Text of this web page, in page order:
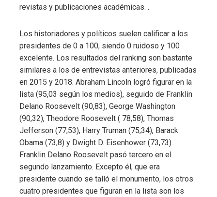
revistas y publicaciones académicas. .
Los historiadores y políticos suelen calificar a los
presidentes de 0 a 100, siendo 0 ruidoso y 100
excelente. Los resultados del ranking son bastante
similares a los de entrevistas anteriores, publicadas
en 2015 y 2018. Abraham Lincoln logró figurar en la
lista (95,03 según los medios), seguido de Franklin
Delano Roosevelt (90,83), George Washington
(90,32), Theodore Roosevelt ( 78,58), Thomas
Jefferson (77,53), Harry Truman (75,34), Barack
Obama (73,8) y Dwight D. Eisenhower (73,73).
Franklin Delano Roosevelt pasó tercero en el
segundo lanzamiento. Excepto él, que era
presidente cuando se talló el monumento, los otros
cuatro presidentes que figuran en la lista son los